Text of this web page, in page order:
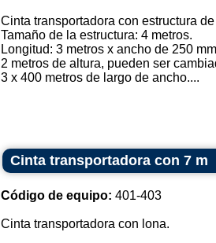
Cinta transportadora con estructura
Tamaño de la estructura: 4 metros.
Longitud: 3 metros x ancho de 250
2 metros de altura, pueden ser
3 x 400 metros de largo de ancho....
Cinta transportadora con 7 m
Código de equipo: 401-403
Cinta transportadora con lona.